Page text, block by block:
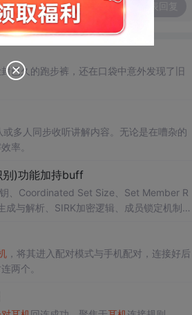
已久的跑步裤，还在口袋中意外发现了旧
多人同步收听讲解内容。无论是在嘈杂的
率。
别)功能加持buff
、Coordinated Set Size、Set Member R
成与解析、SIRK加密逻辑、成员锁定机制及
，将其进入配对模式与手机配对，连接好后
两个。